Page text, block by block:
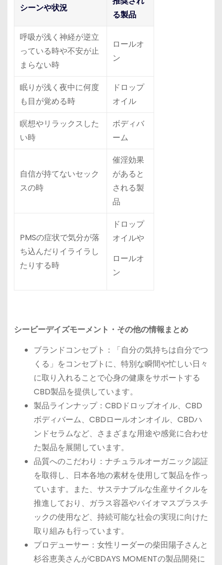
シーンや状況
る製品
呼吸が浅く神経が逆立
っている時や不安が止
まらない時
ロールオ
ン
眠りが浅く夜中に何度
も目が覚める時
ドロップ
オイル
瞑想やリラックスした
い時
ボディバ
ーム
自信が持てないセック
スの時
催淫効果
があると
される製
品
PMSの症状で気分が落
ち込んだりイライラし
たりする時
ドロップ
オイルや
ロールオ
ン
シービーデイズモーメント・その他の情報まとめ
ブランドコンセプト：「自分の気持ちは自分でつ
くる」をコンセプトに、特別な瞬間や忙しい日々
に取り入れることで心身の健康をサポートする
CBD製品を提供しています。
製品ラインナップ：CBDドロップオイル、CBD
ボディバーム、CBDロールオンオイル、CBDハ
ンドセラムなど、さまざまな用途や感覚に合わせ
た製品を展開しています。
品質へのこだわり：ナチュラルオーガニック認証
を取得し、日本各地の素材を使用して製品を作っ
ています。また、サステナブルな生産サイクルを
推進しており、ガラス容器やバイオマスプラスチ
ックの使用など、持続可能な社会の実現に向けた
取り組みも行っています。
プロデューサー：女性リーダーの柴田陽子さんと
杉谷恵美さんがCBDAYS MOMENTの製品開発に